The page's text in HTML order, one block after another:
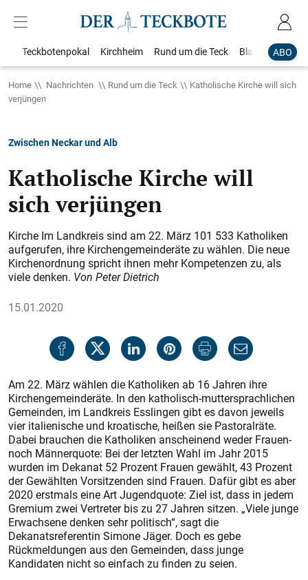
ABO
Teckbotenpokal Kirchheim Rund um die Teck Blaulicht
Home Nachrichten Rund um die Teck
Katholische Kirche will sich
verjüngen
Zwischen Neckar und Alb
Katholische Kirche will
sich verjüngen
Kirche Im Landkreis sind am 22. März 101 533 Katholiken
aufgerufen, ihre Kirchengemeinderäte zu wählen. Die neue
Kirchenordnung spricht ihnen mehr Kompetenzen zu, als
viele denken. Von Peter Dietrich
15.01.2020
Am 22. März wählen die Katholiken ab 16 Jahren ihre
Kirchengemeinderäte. In den katholisch-muttersprachlichen
Gemeinden, im Landkreis Esslingen gibt es davon jeweils
vier italienische und kroatische, heißen sie Pastoralräte.
Dabei brauchen die Katholiken anscheinend weder Frauen-
noch Männerquote: Bei der letzten Wahl im Jahr 2015
wurden im Dekanat 52 Prozent Frauen gewählt, 43 Prozent
der Gewählten Vorsitzenden sind Frauen. Dafür gibt es aber
2020 erstmals eine Art Jugendquote: Ziel ist, dass in jedem
Gremium zwei Vertreter bis zu 27 Jahren sitzen. „Viele junge
Erwachsene denken sehr politisch“, sagt die
Dekanatsreferentin Simone Jäger. Doch es gebe
Rückmeldungen aus den Gemeinden, dass junge
Kandidaten nicht so einfach zu finden zu seien.